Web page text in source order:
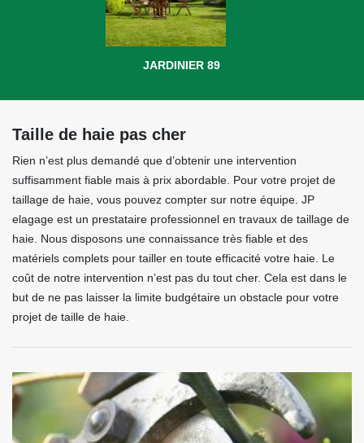
JARDINIER 89
Taille de haie pas cher
Rien n’est plus demandé que d’obtenir une intervention
suffisamment fiable mais à prix abordable. Pour votre projet de
taillage de haie, vous pouvez compter sur notre équipe. JP
elagage est un prestataire professionnel en travaux de taillage de
haie. Nous disposons une connaissance très fiable et des
matériels complets pour tailler en toute efficacité votre haie. Le
coût de notre intervention n’est pas du tout cher. Cela est dans le
but de ne pas laisser la limite budgétaire un obstacle pour votre
projet de taille de haie.